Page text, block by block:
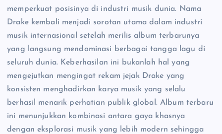
memperkuat posisinya di industri musik dunia. Nama
Drake kembali menjadi sorotan utama dalam industri
musik internasional setelah merilis album terbarunya
yang langsung mendominasi berbagai tangga lagu di
seluruh dunia. Keberhasilan ini bukanlah hal yang
mengejutkan mengingat rekam jejak Drake yang
konsisten menghadirkan karya musik yang selalu
berhasil menarik perhatian publik global. Album terbaru
ini menunjukkan kombinasi antara gaya khasnya
dengan eksplorasi musik yang lebih modern sehingga